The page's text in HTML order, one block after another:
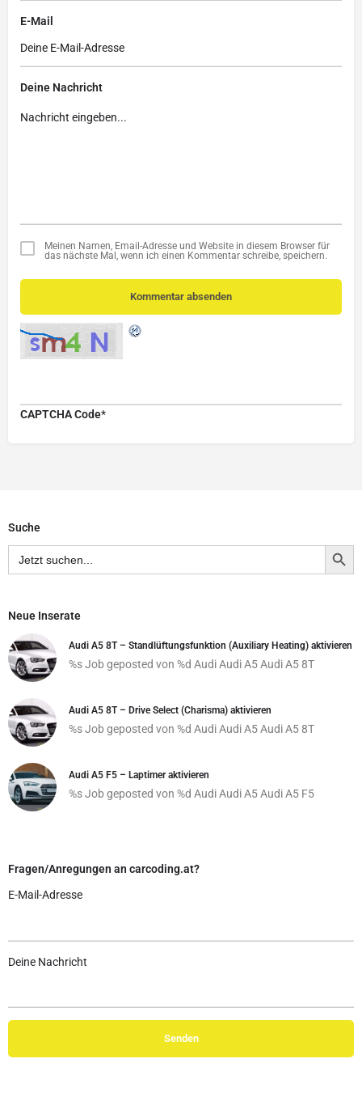
E-Mail
Deine Nachricht
Meinen Namen, Email-Adresse und Website in diesem Browser für
das nächste Mal, wenn ich einen Kommentar schreibe, speichern.
Kommentar absenden
CAPTCHA Code*
Suche
Search
for:
Search Button
Neue Inserate
Audi A5 8T – Standlüftungsfunktion (Auxiliary Heating) aktivieren
%s Job geposted von %d AudiAudi A5Audi A5 8T
Audi A5 8T – Drive Select (Charisma) aktivieren
%s Job geposted von %d AudiAudi A5Audi A5 8T
Audi A5 F5 – Laptimer aktivieren
%s Job geposted von %d AudiAudi A5Audi A5 F5
Fragen/Anregungen an carcoding.at?
E-Mail-Adresse
Deine Nachricht